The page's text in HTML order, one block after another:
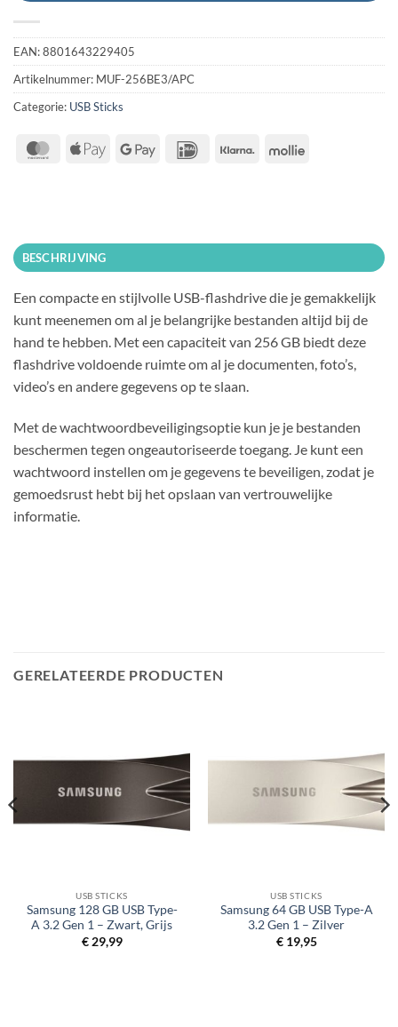
EAN:8801643229405
Artikelnummer: MUF-256BE3/APC
Categorie: USB Sticks
MasterCard
Apple
Google
IDeal Klarna Mollie
BESCHRIJVING
Een compacte en stijlvolle USB-flashdrive die je gemakkelijk
kunt meenemen om al je belangrijke bestanden altijd bij de
hand te hebben. Met een capaciteit van 256 GB biedt deze
flashdrive voldoende ruimte om al je documenten, foto’s,
video’s en andere gegevens op te slaan.
Met de wachtwoordbeveiligingsoptie kun je je bestanden
beschermen tegen ongeautoriseerde toegang. Je kunt een
wachtwoord instellen om je gegevens te beveiligen, zodat je
gemoedsrust hebt bij het opslaan van vertrouwelijke
informatie.
GERELATEERDE PRODUCTEN
USB STICKS
Samsung 128 GB USB Type-
A 3.2 Gen 1 – Zwart, Grijs
€29,99
USB STICKS
Samsung 64 GB USB Type-A
3.2 Gen 1 – Zilver
€19,95